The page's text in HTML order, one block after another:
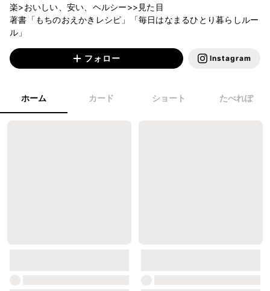
楽>おいしい、安い、ヘルシー>>見た目
著書「もちのおえかきレシピ」「毎日はなまるひとり暮らしルー
ル」
フォロー Instagram
ホーム カード ショート たべれぽ